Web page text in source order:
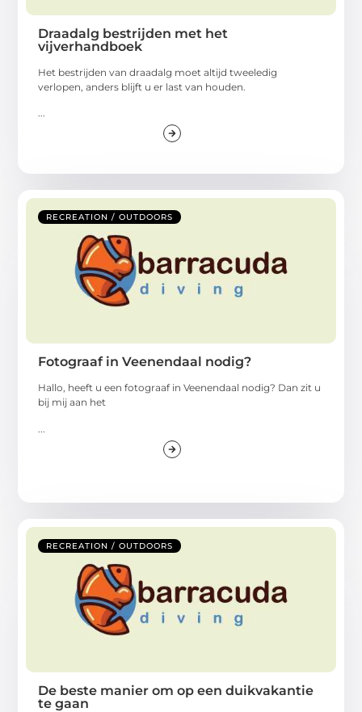
Draadalg bestrijden met het
vijverhandboek
Het bestrijden van draadalg moet altijd tweeledig
verlopen, anders blijft u er last van houden.
...
RECREATION / OUTDOORS
Fotograaf in Veenendaal nodig?
Hallo, heeft u een fotograaf in Veenendaal nodig? Dan zit u
bij mij aan het
RECREATION / OUTDOORS
De beste manier om op een duikvakantie
te gaan